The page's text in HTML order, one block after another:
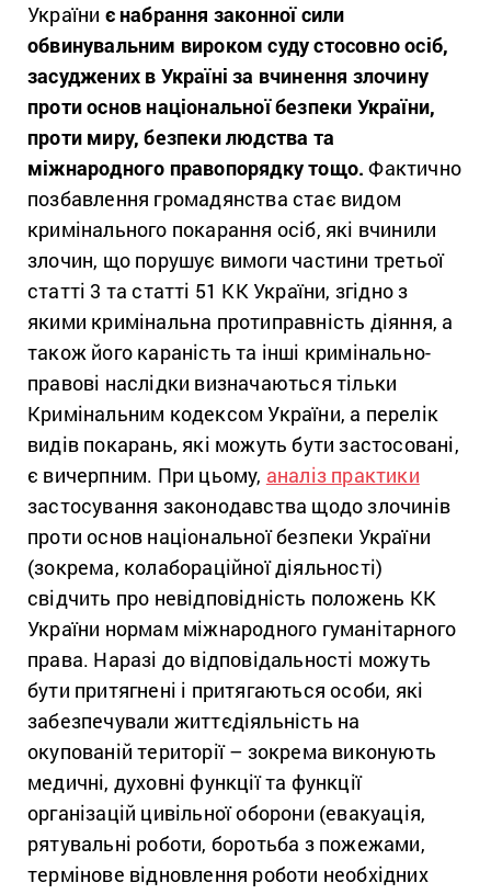
України є набрання законної сили
обвинувальним вироком суду стосовно осіб,
засуджених в Україні за вчинення злочину
проти основ національної безпеки України,
проти миру, безпеки людства та
міжнародного правопорядку тощо. Фактично
позбавлення громадянства стає видом
кримінального покарання осіб, які вчинили
злочин, що порушує вимоги частини третьої
статті 3 та статті 51 КК України, згідно з
якими кримінальна протиправність діяння, а
також його караність та інші кримінально-
правові наслідки визначаються тільки
Кримінальним кодексом України, а перелік
видів покарань, які можуть бути застосовані,
є вичерпним. При цьому, аналіз практики
застосування законодавства щодо злочинів
проти основ національної безпеки України
(зокрема, колабораційної діяльності)
свідчить про невідповідність положень КК
України нормам міжнародного гуманітарного
права. Наразі до відповідальності можуть
бути притягнені і притягаються особи, які
забезпечували життєдіяльність на
окупованій території – зокрема виконують
медичні, духовні функції та функції
організацій цивільної оборони (евакуація,
рятувальні роботи, боротьба з пожежами,
термінове відновлення роботи необхідних